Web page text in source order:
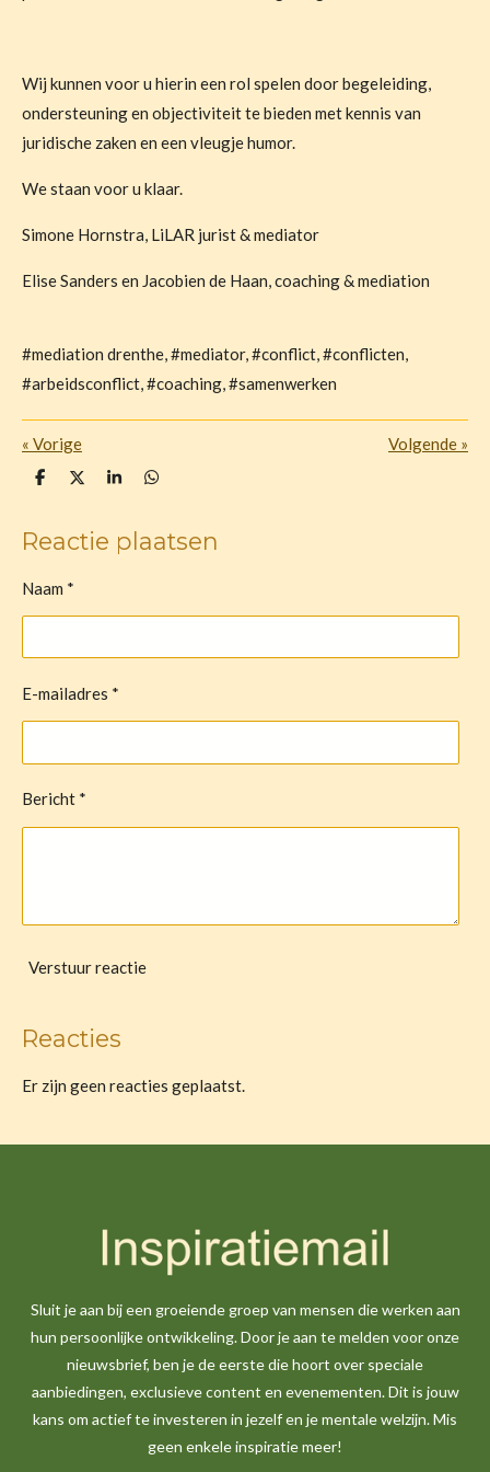
Wij kunnen voor u hierin een rol spelen door begeleiding,
ondersteuning en objectiviteit te bieden met kennis van
juridische zaken en een vleugje humor.
We staan voor u klaar.
Simone Hornstra, LiLAR jurist & mediator
Elise Sanders en Jacobien de Haan, coaching & mediation
#mediation drenthe, #mediator, #conflict, #conflicten,
#arbeidsconflict, #coaching, #samenwerken
« Vorige Volgende »
D
n
D
S
e
D
n
Reactie plaatsen
Naam *
E-mailadres *
Bericht *
Verstuur reactie
Reacties
Er zijn geen reacties geplaatst.
Sluit je aan bij een groeiende groep van mensen die werken aan
hun persoonlijke ontwikkeling. Door je aan te melden voor onze
nieuwsbrief, ben je de eerste die hoort over speciale
aanbiedingen, exclusieve content en evenementen. Dit is jouw
kans om actief te investeren in jezelf en je mentale welzijn. Mis
geen enkele inspiratie meer!